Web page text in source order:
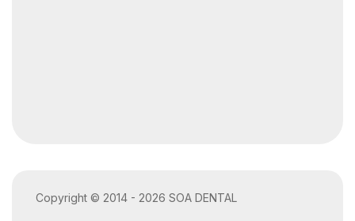
Copyright © 2014 - 2026 SOA DENTAL